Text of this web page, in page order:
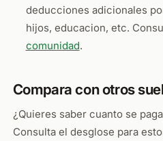
deducciones adicionales
hijos, educacion, etc.
comunidad.
Compara con otros
¿Quieres saber cuanto se
Consulta el desglose para